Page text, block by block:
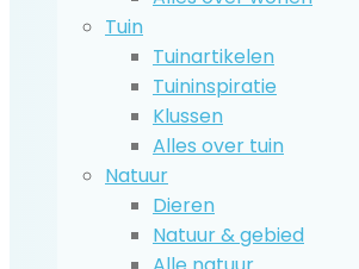
Tuin
Tuinartikelen
Tuininspiratie
Klussen
Alles over tuin
Natuur
Dieren
Natuur & gebied